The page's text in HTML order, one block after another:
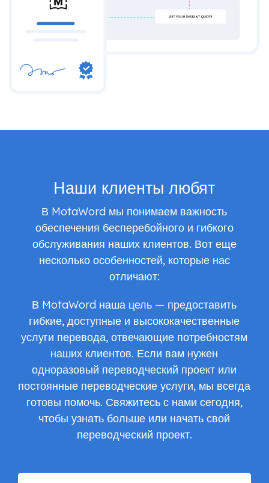
Наши клиенты любят
В MotaWord мы понимаем важность
обеспечения бесперебойного и гибкого
обслуживания наших клиентов. Вот еще
несколько особенностей, которые нас
отличают:
В MotaWord наша цель — предоставить
гибкие, доступные и высококачественные
услуги перевода, отвечающие потребностям
наших клиентов. Если вам нужен
одноразовый переводческий проект или
постоянные переводческие услуги, мы всегда
готовы помочь. Свяжитесь с нами сегодня,
чтобы узнать больше или начать свой
переводческий проект.